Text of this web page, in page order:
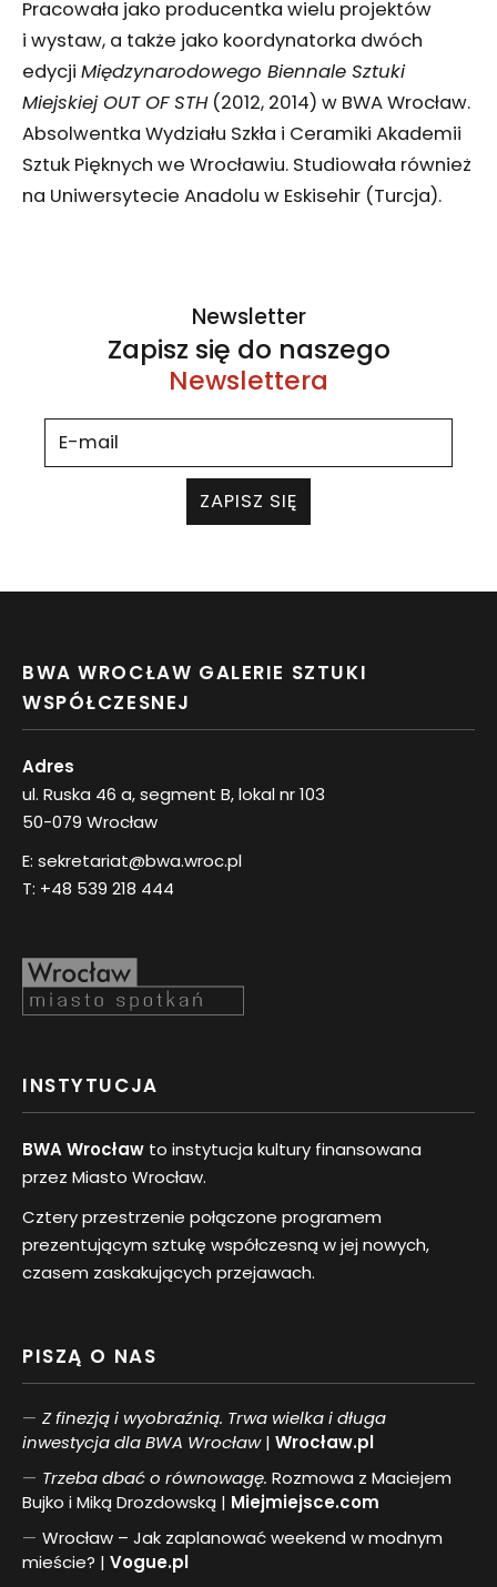
Pracowała jako producentka wielu projektów
i wystaw, a także jako koordynatorka dwóch
edycji Międzynarodowego Biennale Sztuki
Miejskiej OUT OF STH(2012, 2014) w BWA Wrocław.
Absolwentka Wydziału Szkła i Ceramiki Akademii
Sztuk Pięknych we Wrocławiu. Studiowała również
na Uniwersytecie Anadolu w Eskisehir (Turcja).
Newsletter
Zapisz się do naszego
Newslettera
ZAPISZ SIĘ
BWA WROCŁAW GALERIE SZTUKI
WSPÓŁCZESNEJ
Adres
ul. Ruska 46 a, segment B, lokal nr 103
50-079 Wrocław
E: sekretariat@bwa.wroc.pl
T: +48 539 218 444
INSTYTUCJA
BWA Wrocław to instytucja kultury finansowana
przez Miasto Wrocław.
Cztery przestrzenie połączone programem
prezentującym sztukę współczesną w jej nowych,
czasem zaskakujących przejawach.
PISZĄ O NAS
Z finezją i wyobraźnią. Trwa wielka i długa
inwestycja dla BWA Wrocław| Wrocław.pl
Trzeba dbać o równowagę. Rozmowa z Maciejem
Bujko i Miką Drozdowską | Miejmiejsce.com
Wrocław – Jak zaplanować weekend w modnym
mieście? | Vogue.pl